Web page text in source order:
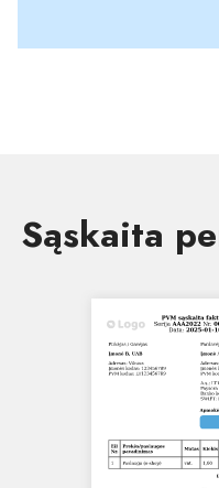
Sąskaita